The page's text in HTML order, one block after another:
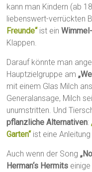
kann man Kindern (ab
liebenswert-verrückten
Freunde“ist ein
Klappen.
Darauf könnte man
Hauptzielgruppe am
mit einem Glas Milch
Generalansage, Milch
unumstritten. Und
pflanzliche Alternativen:
Garten“ist eine
Auch wenn der Song
Herman‘s Hermits